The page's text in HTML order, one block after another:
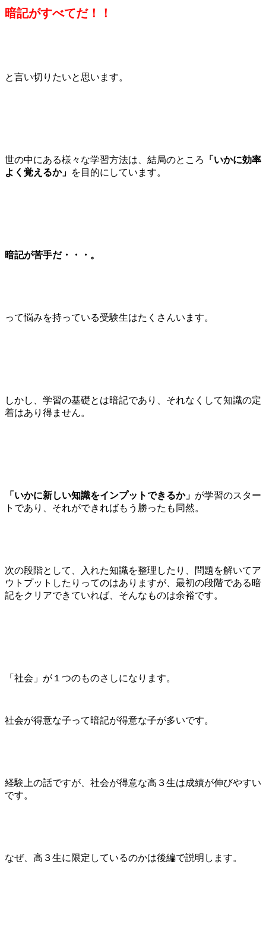
暗記がすべてだ！！
と言い切りたいと思います。
世の中にある様々な学習方法は、結局のところ
「いかに効率
よく覚えるか」 を目的にしています。
暗記が苦手だ・・・。
って悩みを持っている受験生はたくさんいます。
しかし、学習の基礎とは暗記であり、それなくして知識の定
着はあり得ません。
「いかに新しい知識をインプットできるか」 が学習のスター
トであり、それができればもう勝ったも同然。
次の段階として、入れた知識を整理したり、問題を解いてア
ウトプットしたりってのはありますが、最初の段階である暗
記をクリアできていれば、そんなものは余裕です。
「社会」が１つのものさしになります。
社会が得意な子って暗記が得意な子が多いです。
経験上の話ですが、社会が得意な高３生は成績が伸びやすい
です。
なぜ、高３生に限定しているのかは後編で説明します。